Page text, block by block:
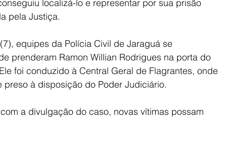
localizá-lo e representar por sua prisão
pela Justiça.
equipes da Polícia Civil de Jaraguá se
prenderam Ramon Willian Rodrigues na porta do
foi conduzido à Central Geral de Flagrantes, onde
à disposição do Poder Judiciário.
a divulgação do caso, novas vítimas possam